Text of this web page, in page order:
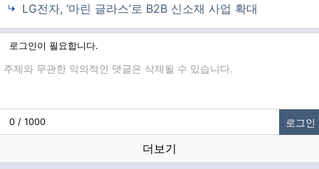
LG전자, ‘마린 글라스’로 B2B 신소재 사업 확대
로그인이 필요합니다.
글입력
0 / 1000 로그인
더보기